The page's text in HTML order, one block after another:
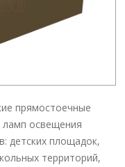
прямостоечные
ламп освещения
детских площадок,
территорий,